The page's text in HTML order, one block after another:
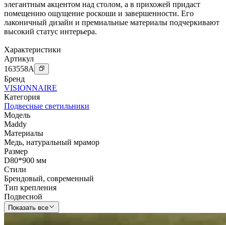
элегантным акцентом над столом, а в прихожей придаст
помещению ощущение роскоши и завершенности. Его
лаконичный дизайн и премиальные материалы подчеркивают
высокий статус интерьера.
Характеристики
Артикул
163558A
Бренд
VISIONNAIRE
Категория
Подвесные светильники
Модель
Maddy
Материалы
Медь, натуральный мрамор
Размер
D80*900 мм
Стили
Брендовый, современный
Тип крепления
Подвесной
Показать все